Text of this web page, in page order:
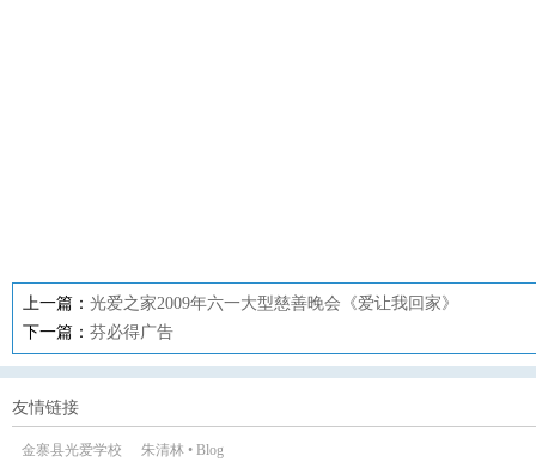
上一篇： 光爱之家2009年六一大型慈善晚会《爱让我回家》
下一篇： 芬必得广告
友情链接
金寨县光爱学校 朱清林 • Blog